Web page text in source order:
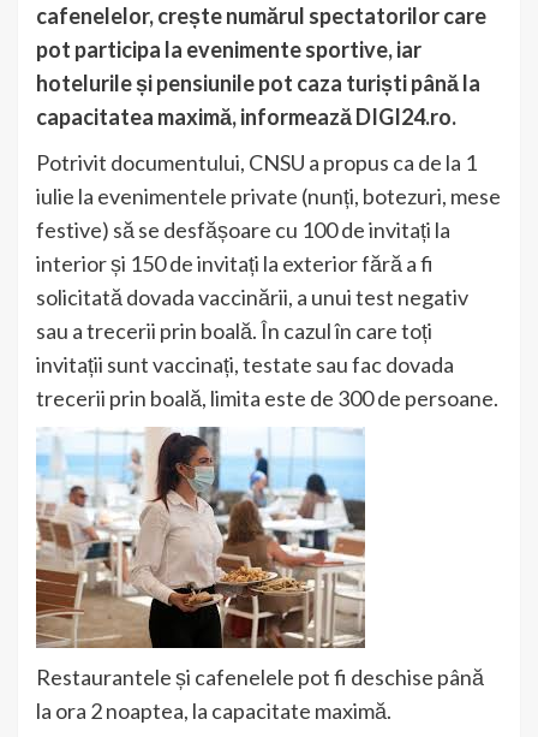
cafenelelor, crește numărul spectatorilor care
pot participa la evenimente sportive, iar
hotelurile și pensiunile pot caza turiști până la
capacitatea maximă, informează DIGI24.ro.
Potrivit documentului, CNSU a propus ca de la 1
iulie la evenimentele private (nunți, botezuri, mese
festive) să se desfășoare cu 100 de invitați la
interior și 150 de invitați la exterior fără a fi
solicitată dovada vaccinării, a unui test negativ
sau a trecerii prin boală. În cazul în care toți
invitații sunt vaccinați, testate sau fac dovada
trecerii prin boală, limita este de 300 de persoane.
Restaurantele și cafenelele pot fi deschise până
la ora 2 noaptea, la capacitate maximă.